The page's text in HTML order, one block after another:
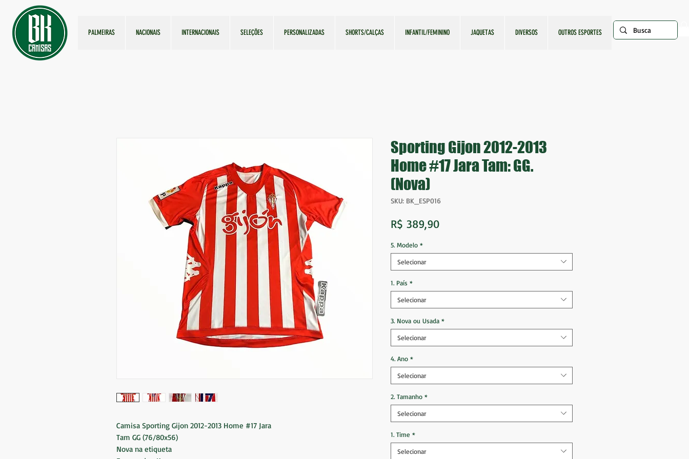
PALMEIRAS NACIONAIS INTERNACIONAIS SELEÇÕES PERSONALIZADAS SHORTS/CALÇAS INFANTIL/FEMININO JAQUETAS DIVERSOS OUTROS ESPORTES
Camisa Sporting Gijon 2012-2013 Home #17 Jara
Tam GG (76/80x56)
Nova na etiqueta
Sporting Gijon 2012-2013
Home #17 Jara Tam: GG.
(Nova)
SKU: BK_ESP016
R$ 389,90Preço
5. Modelo *
Selecionar
1. País *
Selecionar
3. Nova ou Usada *
Selecionar
4. Ano *
Selecionar
2. Tamanho *
Selecionar
1. Time *
Selecionar